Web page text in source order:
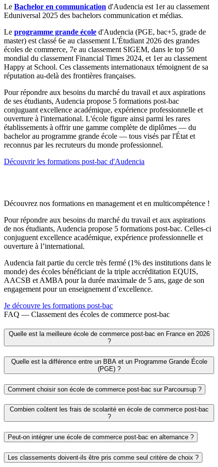
Le Bachelor en communication d'Audencia est 1er au classement
Eduniversal 2025 des bachelors communication et médias.
Le programme grande école d'Audencia (PGE, bac+5, grade de
master) est classé 6e au classement L'Étudiant 2026 des grandes
écoles de commerce, 7e au classement SIGEM, dans le top 50
mondial du classement Financial Times 2024, et 1er au classement
Happy at School. Ces classements internationaux témoignent de sa
réputation au-delà des frontières françaises.
Pour répondre aux besoins du marché du travail et aux aspirations
de ses étudiants, Audencia propose 5 formations post-bac
conjuguant excellence académique, expérience professionnelle et
ouverture à l'international. L'école figure ainsi parmi les rares
établissements à offrir une gamme complète de diplômes — du
bachelor au programme grande école — tous visés par l'État et
reconnus par les recruteurs du monde professionnel.
Découvrir les formations post-bac d'Audencia
Découvrez nos formations en management et en multicompétence !
Pour répondre aux besoins du marché du travail et aux aspirations
de nos étudiants, Audencia propose 5 formations post-bac. Celles-ci
conjuguent excellence académique, expérience professionnelle et
ouverture à l’international.
Audencia fait partie du cercle très fermé (1% des institutions dans le
monde) des écoles bénéficiant de la triple accréditation EQUIS,
AACSB et AMBA pour la durée maximale de 5 ans, gage de son
engagement pour un enseignement d’excellence.
Je découvre les formations post-bac
FAQ — Classement des écoles de commerce post-bac
Quelle est la meilleure école de commerce post-bac en France en 2026
?
Quelle est la différence entre un BBA et un Programme Grande École
(PGE) ?
Comment choisir son école de commerce post-bac sur Parcoursup ?
Combien coûtent les frais de scolarité en école de commerce post-bac
?
Peut-on intégrer une école de commerce post-bac en alternance ?
Les classements doivent-ils être pris comme seul critère de choix ?